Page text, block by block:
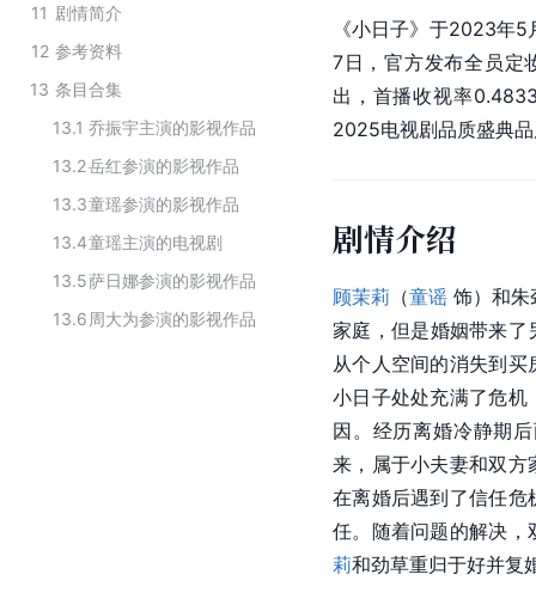
11 剧情简介
12 参考资料
13 条目合集
13.1 乔振宇主演的影视作品
13.2岳红参演的影视作品
13.3童瑶参演的影视作品
13.4童瑶主演的电视剧
13.5萨日娜参演的影视作品
13.6 周大为参演的影视作品
《小日子》于2023年
7日，官方发布全员定
出，首播收视率
2025电视剧品质盛典
剧情介绍
顾茉莉 （童谣 饰）和朱
家庭，但是婚姻带来
从个人空间的消失到
小日子处处充满了危机
因。经历离婚冷静期
来，属于小夫妻和双方
在离婚后遇到了信任危
任。随着问题的解决
莉和劲草重归于好并复